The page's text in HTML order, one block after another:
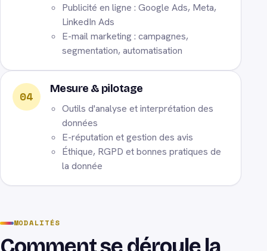
Publicité en ligne : Google Ads, Meta,
LinkedIn Ads
E-mail marketing : campagnes,
segmentation, automatisation
04
Mesure & pilotage
Outils d'analyse et interprétation des
données
E-réputation et gestion des avis
Éthique, RGPD et bonnes pratiques de
la donnée
MODALITÉS